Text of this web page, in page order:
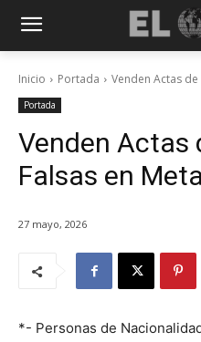
Inicio Portada Venden Actas
Portada
Venden Actas
Falsas en
27 mayo, 2026
*- Personas de